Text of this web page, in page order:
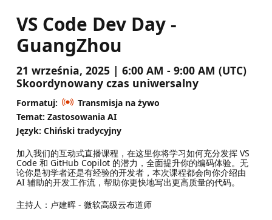
VS Code Dev Day -
GuangZhou
21 września, 2025 | 6:00 AM - 9:00 AM (UTC)
Skoordynowany czas uniwersalny
Formatuj:
Transmisja na żywo
Temat: Zastosowania AI
Język: Chiński tradycyjny
加入我们的互动式直播课程，在这里你将学习如何充分发挥 VS
Code 和 GitHub Copilot 的潜力，全面提升你的编码体验。无
论你是初学者还是有经验的开发者，本次课程都会向你介绍由
AI 辅助的开发工作流，帮助你更快地写出更高质量的代码。
主持人：卢建晖 - 微软高级云布道师